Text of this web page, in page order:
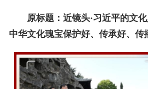
原标题：近镜头·习近平的文
中华文化瑰宝保护好、传承好、传